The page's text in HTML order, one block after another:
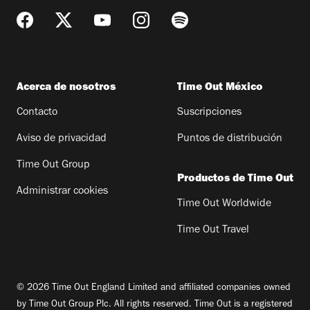
Acerca de nosotros
Contacto
Aviso de privacidad
Time Out Group
Administrar cookies
Time Out México
Suscripciones
Puntos de distribución
Productos de Time Out
Time Out Worldwide
Time Out Travel
© 2026 Time Out England Limited and affiliated companies owned
by Time Out Group Plc. All rights reserved. Time Out is a registered